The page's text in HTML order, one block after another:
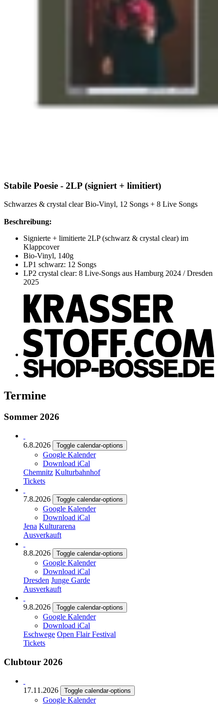
Stabile Poesie - 2LP (signiert + limitiert)
Schwarzes & crystal clear Bio-Vinyl, 12 Songs + 8 Live Songs
Beschreibung:
Signierte + limitierte 2LP (schwarz & crystal clear) im
Klappcover
Bio-Vinyl, 140g
LP1 schwarz: 12 Songs
LP2 crystal clear: 8 Live-Songs aus Hamburg 2024 / Dresden
2025
Termine
Sommer 2026
6.8.2026 Toggle calendar-options
Google Kalender
Download iCal
Chemnitz Kulturbahnhof
Tickets
7.8.2026 Toggle calendar-options
Google Kalender
Download iCal
Jena Kulturarena
Ausverkauft
8.8.2026 Toggle calendar-options
Google Kalender
Download iCal
Dresden Junge Garde
Ausverkauft
9.8.2026 Toggle calendar-options
Google Kalender
Download iCal
Eschwege Open Flair Festival
Tickets
Clubtour 2026
17.11.2026 Toggle calendar-options
Google Kalender